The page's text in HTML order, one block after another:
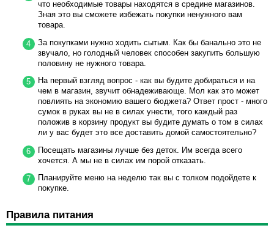
что необходимые товары находятся в средине магазинов.
Зная это вы сможете избежать покупки ненужного вам
товара.
За покупками нужно ходить сытым. Как бы банально это не
звучало, но голодный человек способен закупить большую
половину не нужного товара.
На первый взгляд вопрос - как вы будите добираться и на
чем в магазин, звучит обнадеживающе. Мол как это может
повлиять на экономию вашего бюджета? Ответ прост - много
сумок в руках вы не в силах унести, того каждый раз
положив в корзину продукт вы будите думать о том в силах
ли у вас будет это все доставить домой самостоятельно?
Посещать магазины лучше без деток. Им всегда всего
хочется. А мы не в силах им порой отказать.
Планируйте меню на неделю так вы с толком подойдете к
покупке.
Правила питания